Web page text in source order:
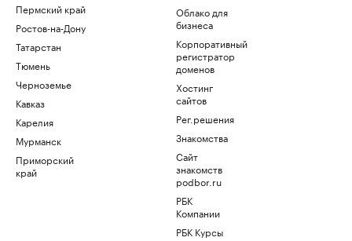
Пермский край
Ростов-на-Дону
Татарстан
Тюмень
Черноземье
Кавказ
Карелия
Мурманск
Приморский
край
Облако для
бизнеса
Корпоративный
регистратор
доменов
Хостинг
сайтов
Рег.решения
Знакомства
Сайт
знакомств
podbor.ru
РБК
Компании
РБК Курсы